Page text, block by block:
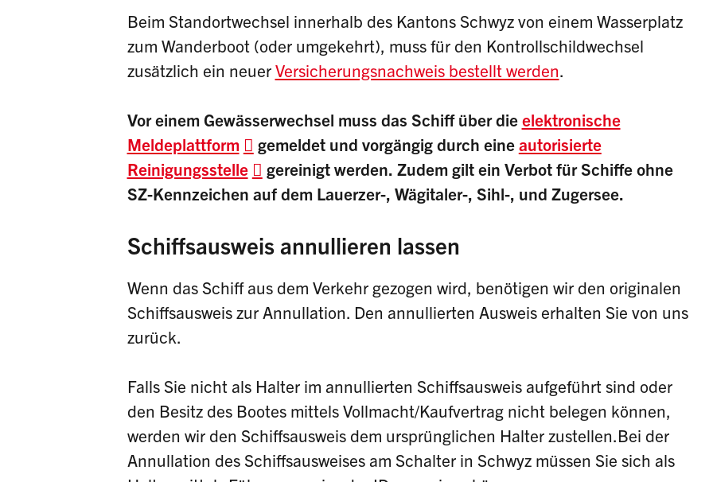
Beim Standortwechsel innerhalb des Kantons Schwyz von einem Wasserplatz
zum Wanderboot (oder umgekehrt), muss für den Kontrollschildwechsel
zusätzlich ein neuerVersicherungsnachweis bestellt werden.
Vor einem Gewässerwechsel muss das Schiff über dieelektronische
Meldeplattform
gemeldet und vorgängig durch eineautorisierte
Reinigungsstelle
gereinigt werden. Zudem gilt ein Verbot für Schiffe ohne
SZ-Kennzeichen auf dem Lauerzer-, Wägitaler-, Sihl-, und Zugersee.
Schiffsausweis annullieren lassen
Wenn das Schiff aus dem Verkehr gezogen wird, benötigen wir den originalen
Schiffsausweis zur Annullation. Den annullierten Ausweis erhalten Sie von uns
zurück.
Falls Sie nicht als Halter im annullierten Schiffsausweis aufgeführt sind oder
den Besitz des Bootes mittels Vollmacht/Kaufvertrag nicht belegen können,
werden wir den Schiffsausweis dem ursprünglichen Halter zustellen.Bei der
Annullation des Schiffsausweises am Schalter in Schwyz müssen Sie sich als